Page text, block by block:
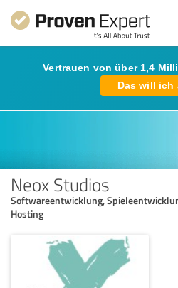
Vertrauen von über 1,4
Das will ich
Neox Studios
Softwareentwicklung,
Hosting